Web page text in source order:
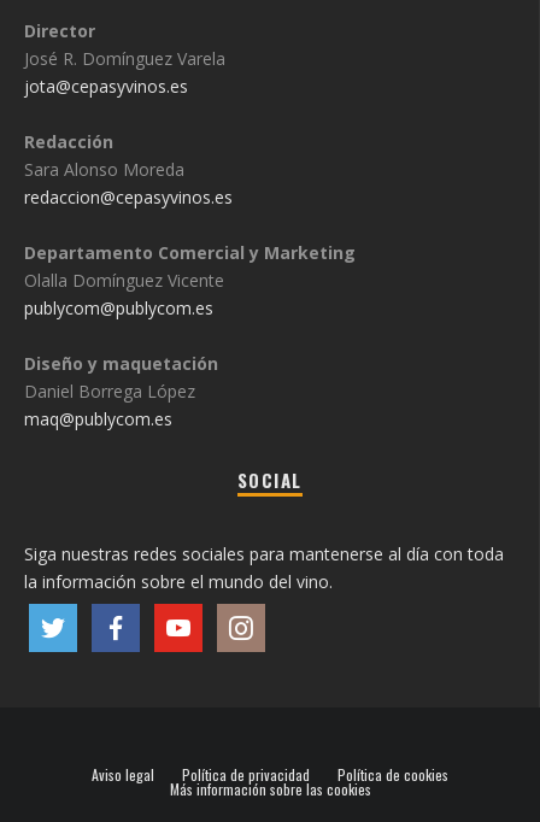
Director
José R. Domínguez Varela
jota@cepasyvinos.es
Redacción
Sara Alonso Moreda
redaccion@cepasyvinos.es
Departamento Comercial y Marketing
Olalla Domínguez Vicente
publycom@publycom.es
Diseño y maquetación
Daniel Borrega López
maq@publycom.es
SOCIAL
Siga nuestras redes sociales para mantenerse al día con toda
la información sobre el mundo del vino.
Aviso legal Política de privacidad Política de cookies
Más información sobre las cookies